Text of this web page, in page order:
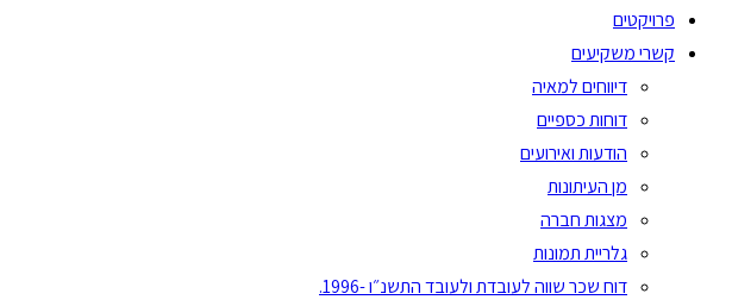
פרויקטים
קשרי משקיעים
דיווחים למאיה
דוחות כספיים
הודעות ואירועים
מן העיתונות
מצגות חברה
גלריית תמונות
דוח שכר שווה לעובדת ולעובד התשנ״ו -1996.